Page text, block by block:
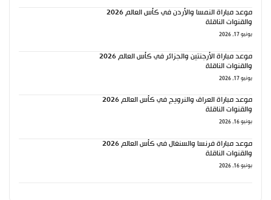
موعد مباراة النمسا والأردن في كأس العالم 2026
والقنوات الناقلة
يونيو 17, 2026
موعد مباراة الأرجنتين والجزائر في كأس العالم 2026
والقنوات الناقلة
يونيو 17, 2026
موعد مباراة العراق والنرويج في كأس العالم 2026
والقنوات الناقلة
يونيو 16, 2026
موعد مباراة فرنسا والسنغال في كأس العالم 2026
والقنوات الناقلة
يونيو 16, 2026